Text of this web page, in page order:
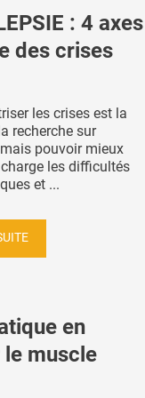
: 4 axes
des crises
les crises est la
recherche sur
mais pouvoir mieux
les difficultés
et ...
en
muscle